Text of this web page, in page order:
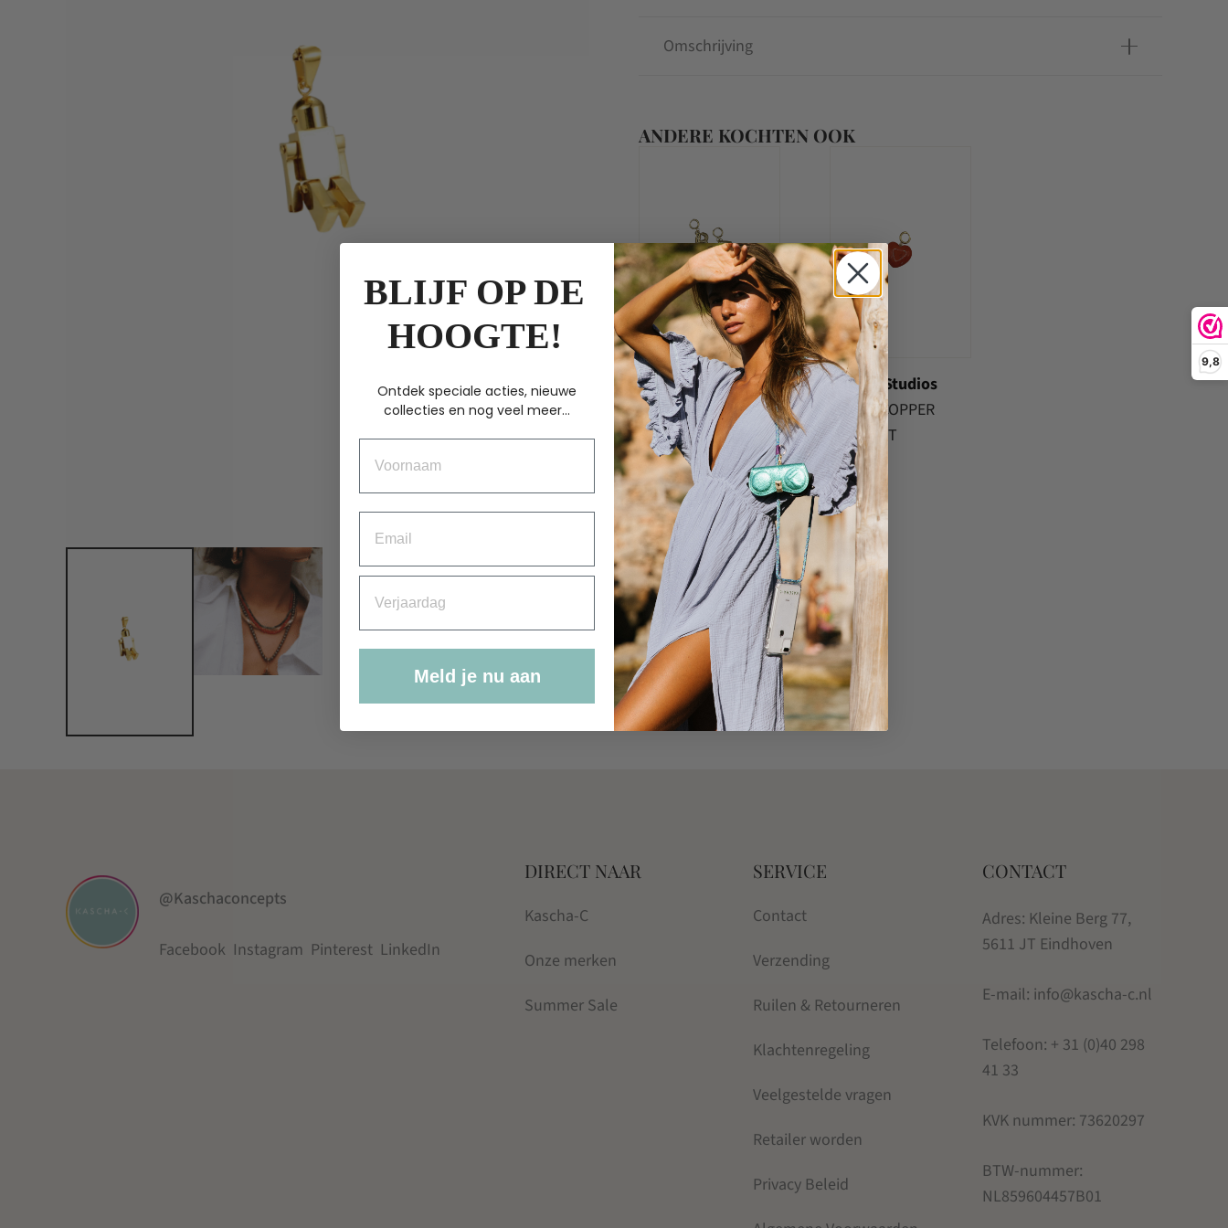
9,8
Omschrijving
ANDERE KOCHTEN OOK
Bonnie Studios
LETTER BIG
PENDANT GOLD
€29.95
Bonnie Studios
HEART COPPER
PENDANT
€34.95
@Kaschaconcepts
Facebook Instagram Pinterest LinkedIn
DIRECT NAAR
Kascha-C
Onze merken
Summer Sale
SERVICE
Contact
Verzending
Ruilen & Retourneren
Klachtenregeling
Veelgestelde vragen
Retailer worden
Privacy Beleid
CONTACT
Adres: Kleine Berg 77,
5611 JT Eindhoven
E-mail: info@kascha-c.nl
Telefoon: + 31 (0)40 298
41 33
KVK nummer: 73620297
BTW-nummer:
NL859604457B01
BLIJF OP DE
HOOGTE!
Ontdek speciale acties, nieuwe
collecties en nog veel meer...
Meld je nu aan